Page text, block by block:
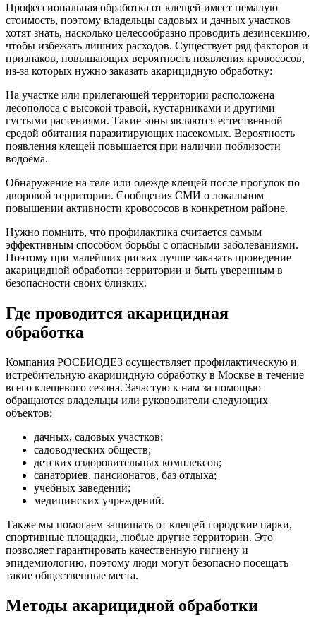
Профессиональная обработка от клещей имеет немалую
стоимость, поэтому владельцы садовых и дачных участков
хотят знать, насколько целесообразно проводить дезинсекцию,
чтобы избежать лишних расходов. Существует ряд факторов и
признаков, повышающих вероятность появления кровососов,
из-за которых нужно заказать акарицидную обработку:
На участке или прилегающей территории расположена
лесополоса с высокой травой, кустарниками и другими
густыми растениями. Такие зоны являются естественной
средой обитания паразитирующих насекомых. Вероятность
появления клещей повышается при наличии поблизости
водоёма.
Обнаружение на теле или одежде клещей после прогулок по
дворовой территории. Сообщения СМИ о локальном
повышении активности кровососов в конкретном районе.
Нужно помнить, что профилактика считается самым
эффективным способом борьбы с опасными заболеваниями.
Поэтому при малейших рисках лучше заказать проведение
акарицидной обработки территории и быть уверенным в
безопасности своих близких.
Где проводится акарицидная
обработка
Компания РОСБИОДЕЗ осуществляет профилактическую и
истребительную акарицидную обработку в Москве в течение
всего клещевого сезона. Зачастую к нам за помощью
обращаются владельцы или руководители следующих
объектов:
дачных, садовых участков;
садоводческих обществ;
детских оздоровительных комплексов;
санаториев, пансионатов, баз отдыха;
учебных заведений;
медицинских учреждений.
Также мы помогаем защищать от клещей городские парки,
спортивные площадки, любые другие территории. Это
позволяет гарантировать качественную гигиену и
эпидемиологию, поэтому люди могут безопасно посещать
такие общественные места.
Методы акарицидной обработки